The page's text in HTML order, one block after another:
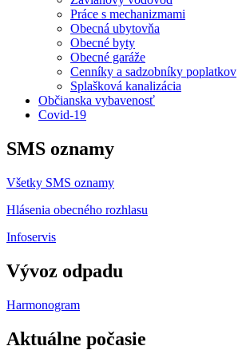
Práce s mechanizmami
Obecná ubytovňa
Obecné byty
Obecné garáže
Cenníky a sadzobníky poplatkov
Splašková kanalizácia
Občianska vybavenosť
Covid-19
SMS oznamy
Všetky SMS oznamy
Hlásenia obecného rozhlasu
Infoservis
Vývoz odpadu
Harmonogram
Aktuálne počasie